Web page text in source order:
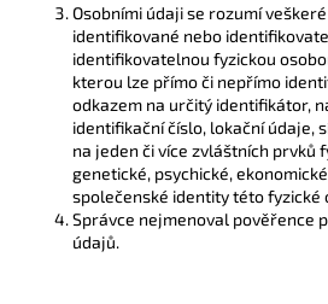
Osobními údaji se rozumí
identifikované nebo
identifikovatelnou fyzickou
kterou lze přímo či nepřímo
odkazem na určitý identifikátor,
identifikační číslo, lokační údaje,
na jeden či více zvláštních prvků
genetické, psychické,
společenské identity této fyzické
Správce nejmenoval pověřence
údajů.
HLEDAT